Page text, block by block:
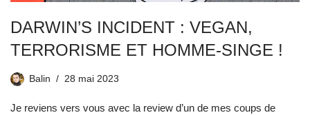
DARWIN’S INCIDENT : VEGAN,
TERRORISME ET HOMME-SINGE !
Balin 28 mai 2023
Je reviens vers vous avec la review d’un de mes coups de